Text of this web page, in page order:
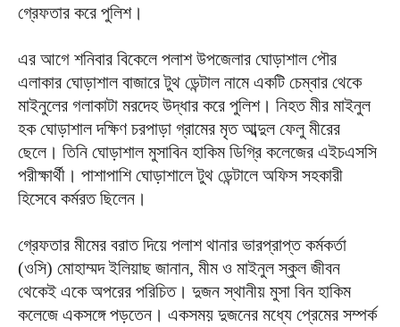
গ্রেফতার করে পুলিশ।
এর আগে শনিবার বিকেলে পলাশ উপজেলার ঘোড়াশাল পৌর
এলাকার ঘোড়াশাল বাজারে টুথ ডেন্টাল নামে একটি চেম্বার থেকে
মাইনুলের গলাকাটা মরদেহ উদ্ধার করে পুলিশ। নিহত মীর মাইনুল
হক ঘোড়াশাল দক্ষিণ চরপাড়া গ্রামের মৃত আব্দুল ফেলু মীরের
ছেলে। তিনি ঘোড়াশাল মুসাবিন হাকিম ডিগ্রি কলেজের এইচএসসি
পরীক্ষার্থী। পাশাপাশি ঘোড়াশালে টুথ ডেন্টালে অফিস সহকারী
হিসেবে কর্মরত ছিলেন।
গ্রেফতার মীমের বরাত দিয়ে পলাশ থানার ভারপ্রাপ্ত কর্মকর্তা
(ওসি) মোহাম্মদ ইলিয়াছ জানান, মীম ও মাইনুল স্কুল জীবন
থেকেই একে অপরের পরিচিত। দুজন স্থানীয় মুসা বিন হাকিম
কলেজে একসঙ্গে পড়তেন। একসময় দুজনের মধ্যে প্রেমের সম্পর্ক